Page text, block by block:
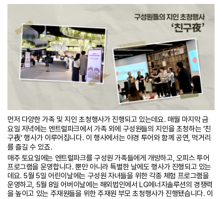
먼저 다양한 가족 및 지인 초청행사가 진행되고 있는데요. 매월 마지막 금
요일 저녁에는 엔트럴파크에서 가족 외에 구성원들의 지인을 초청하는 ʻ친
구夜’ 행사가 이루어집니다. 이 행사에서는 야경 투어와 함께 공연, 먹거리
를 즐길 수 있죠.
매주 토요일에는 엔트럴파크를 구성원 가족들에게 개방하고, 오피스 투어
프로그램을 운영합니다. 뿐만 아니라 특별한 날에도 행사가 진행되고 있는
데요. 5월 5일 어린이날에는 구성원 자녀들을 위한 각종 체험 프로그램을
운영하고, 5월 8일 어버이날에는 해외법인에서 LG에너지솔루션의 경쟁력
을 높이고 있는 주재원들을 위한 주재원 부모 초청행사가 진행됐습니다. 이